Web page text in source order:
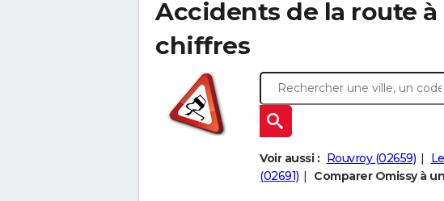
Accidents de la route à
chiffres
Voir aussi : Rouvroy (02659)
(02691)
Comparer Omissy à